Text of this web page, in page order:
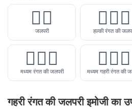
🧜‍♀️
जलपरी
🧜🏻‍♀️
हल्की रंगत की
🧜🏽‍♀️
मध्यम रंगत की जलपरी
🧜🏾‍♀️
मध्यम गहरी रंगत की
गहरी रंगत की जलपरी इमोजी का